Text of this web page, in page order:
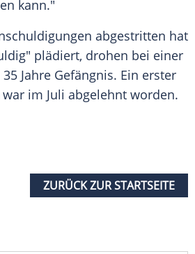
kann."
abgestritten hat
plädiert, drohen bei einer
Jahre Gefängnis. Ein erster
war im Juli abgelehnt worden.
ZURÜCK ZUR STARTSEITE